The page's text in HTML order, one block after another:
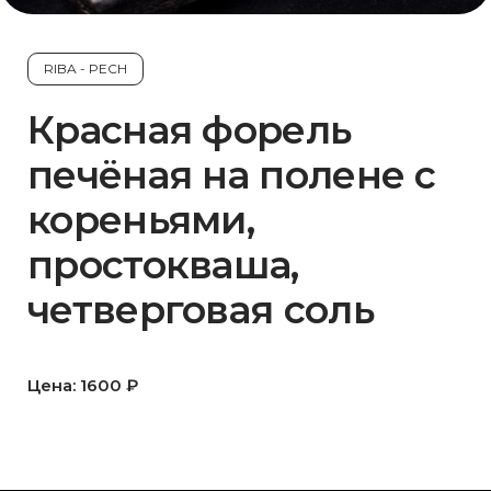
RIBA - PECH
Красная форель
печёная на полене с
кореньями,
простокваша,
четверговая соль
Цена: 1600 ₽